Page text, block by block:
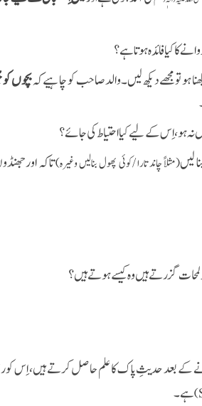
کا کیا فائدہ ہوتا ہے؟
ہو تو مجھے دیکھ لیں۔والد صاحب کو چاہیے کہبچوں
ہو، اِس کے لیے کیا احتیاط کی جائے؟
لیں(مثلاً چاند تارا /کوئی پھول بنالیں وغیرہ)تاکہ
گزرتے ہیں وہ کیسے ہوتے ہیں؟
کے بعد حدیثِ پاک کا علم حاصل کرتے ہیں، اِس
)ہے۔